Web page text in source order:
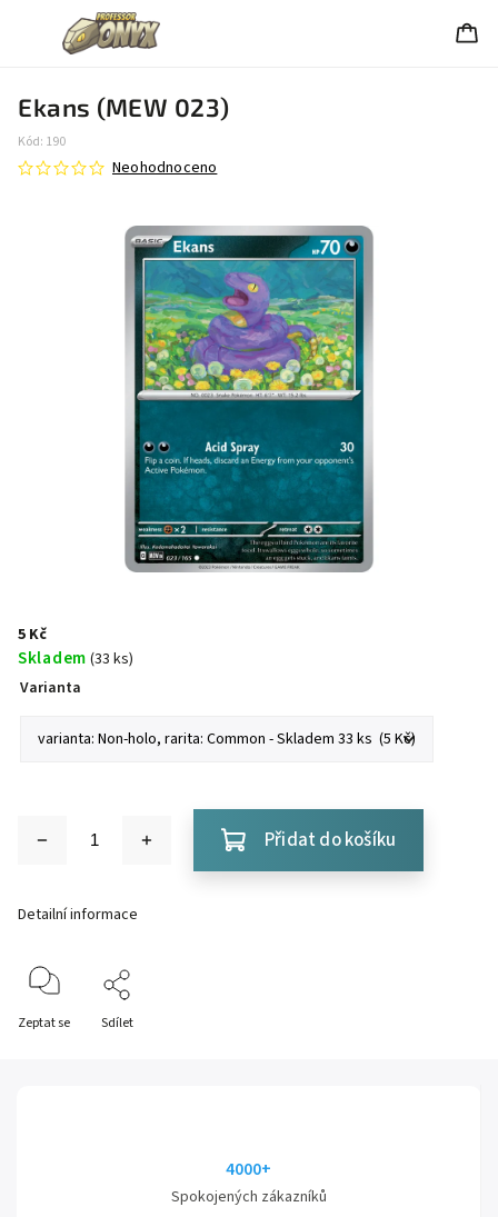
Ekans (MEW 023)
Kód: 190
Neohodnoceno
5 Kč
Skladem (33 ks)
Varianta
Přidat do košíku
Detailní informace
Zeptat se Sdílet
4000+
Spokojených zákazníků